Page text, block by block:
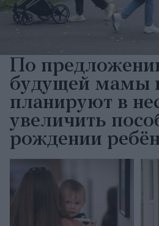
По
будущей мамы
планируют в
увеличить
рождении